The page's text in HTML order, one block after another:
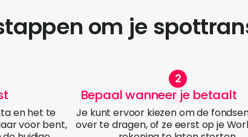
om je
en het te
voor bent,
Bepaal wanneer je betaalt
Je kunt ervoor kiezen om de
over te dragen, of ze eerst op je